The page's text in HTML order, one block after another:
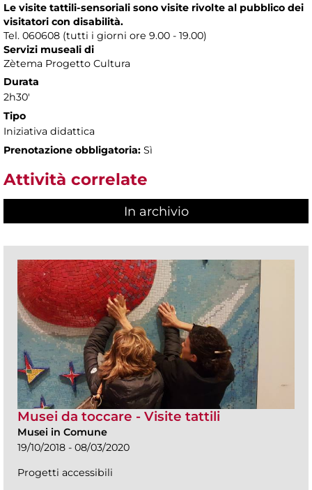
Le visite tattili-sensoriali sono visite rivolte al pubblico dei
visitatori con disabilità.
Tel. 060608 (tutti i giorni ore 9.00 - 19.00)
Servizi museali di
Zètema Progetto Cultura
Durata
2h30'
Tipo
Iniziativa didattica
Prenotazione obbligatoria: Sì
Attività correlate
In archivio
Musei da toccare - Visite tattili
Musei in Comune
19/10/2018 - 08/03/2020
Progetti accessibili